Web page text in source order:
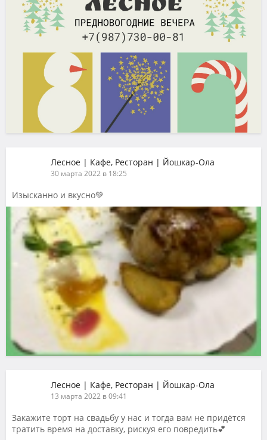
Лесное | Кафе, Ресторан | Йошкар-Ола
30 марта 2022 в 18:25
Изысканно и вкусно💚
Лесное | Кафе, Ресторан | Йошкар-Ола
13 марта 2022 в 09:41
Закажите торт на свадьбу у нас и тогда вам не придётся
тратить время на доставку, рискуя его повредить💕